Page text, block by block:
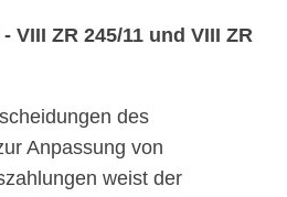
VIII ZR 245/11 und VIII ZR
des
Anpassung von
weist der